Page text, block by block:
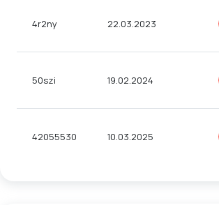
4r2ny 22.03.2023
50szi 19.02.2024
42055530 10.03.2025